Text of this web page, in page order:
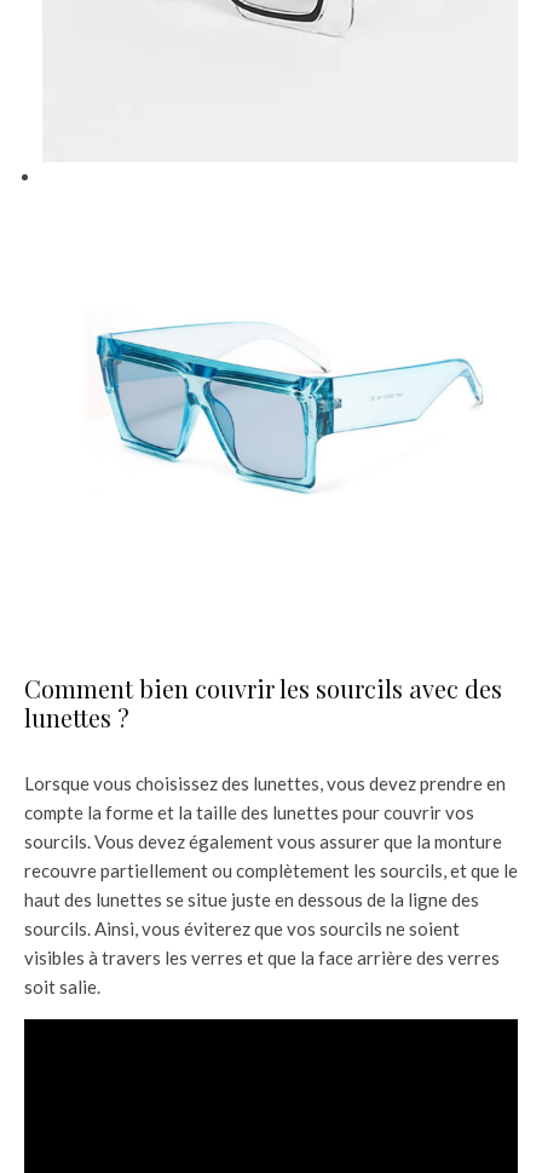
Comment bien couvrir les sourcils avec des
lunettes ?
Lorsque vous choisissez des lunettes, vous devez prendre en
compte la forme et la taille des lunettes pour couvrir vos
sourcils. Vous devez également vous assurer que la monture
recouvre partiellement ou complètement les sourcils, et que le
haut des lunettes se situe juste en dessous de la ligne des
sourcils. Ainsi, vous éviterez que vos sourcils ne soient
visibles à travers les verres et que la face arrière des verres
soit salie.